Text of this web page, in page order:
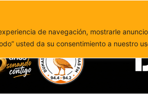
de navegación, mostrarle
usted da su consentimiento a nuestro